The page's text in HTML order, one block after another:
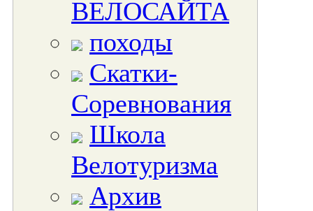
ВЕЛОСАЙТА
походы
Скатки-
Соревнования
Школа
Велотуризма
Архив